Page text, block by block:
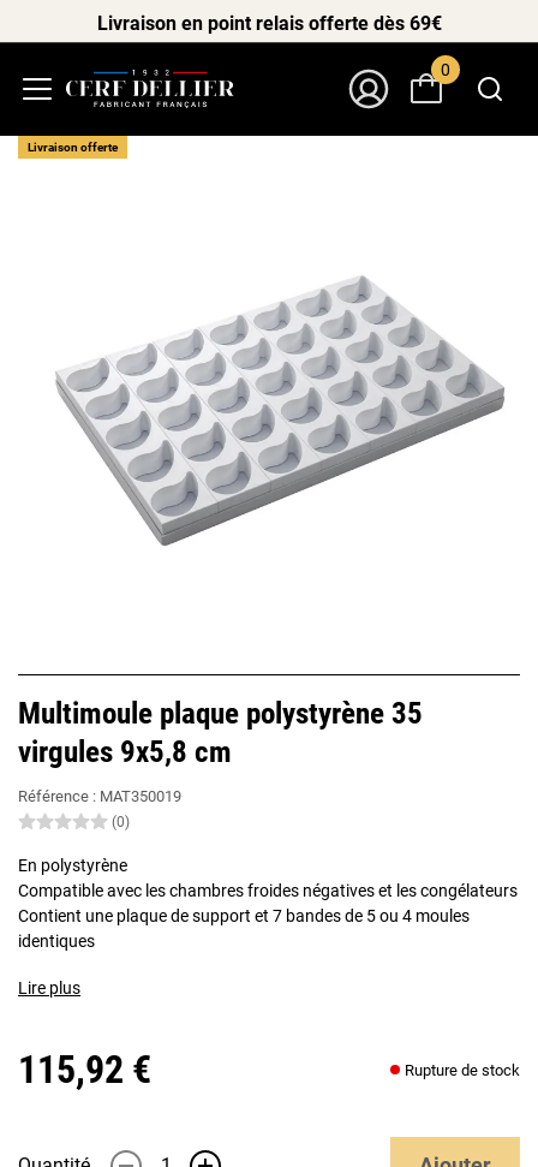
Livraison en point relais offerte dès 69€
0
Multimoule plaque polystyrène 35
virgules 9x5,8 cm
Référence : MAT350019
(0)
En polystyrène
Compatible avec les chambres froides négatives et les congélateurs
Contient une plaque de support et 7 bandes de 5 ou 4 moules
identiques
Lire plus
115,92 € Rupture de stock
Livraison offerte